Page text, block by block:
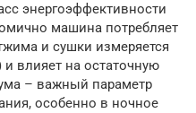
энергоэффективности
машина потребляет
и сушки измеряется
влияет на остаточную
– важный параметр
особенно в ночное